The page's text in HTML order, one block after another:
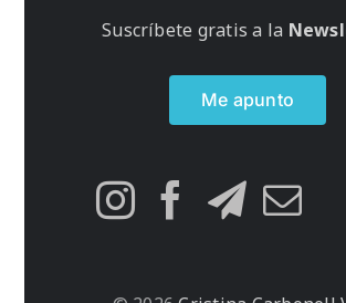
Suscríbete gratis a la
Me apunto